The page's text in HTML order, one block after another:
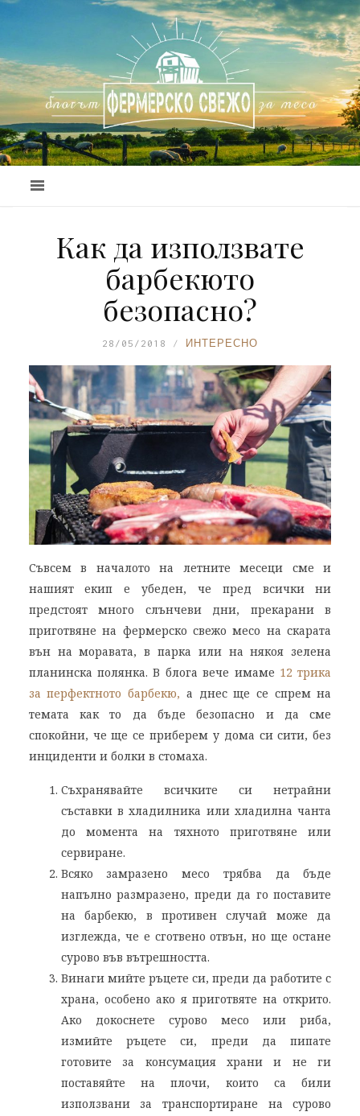
Как да използвате
барбекюто
безопасно?
28/05/2018 ИНТЕРЕСНО
Съвсем в началото на летните месеци сме и
нашият екип е убеден, че пред всички ни
предстоят много слънчеви дни, прекарани в
приготвяне на фермерско свежо месо на скарата
вън на моравата, в парка или на някоя зелена
планинска полянка. В блога вече имаме 12 трика
за перфектното барбекю, а днес ще се спрем на
темата как то да бъде безопасно и да сме
спокойни, че ще се приберем у дома си сити, без
инциденти и болки в стомаха.
Съхранявайте всичките си нетрайни
съставки в хладилника или хладилна чанта
до момента на тяхното приготвяне или
сервиране.
Всяко замразено месо трябва да бъде
напълно размразено, преди да го поставите
на барбекю, в противен случай може да
изглежда, че е сготвено отвън, но ще остане
сурово във вътрешността.
Винаги мийте ръцете си, преди да работите с
храна, особено ако я приготвяте на открито.
Ако докоснете сурово месо или риба,
измийте ръцете си, преди да пипате
готовите за консумация храни и не ги
поставяйте на плочи, които са били
използвани за транспортиране на сурово